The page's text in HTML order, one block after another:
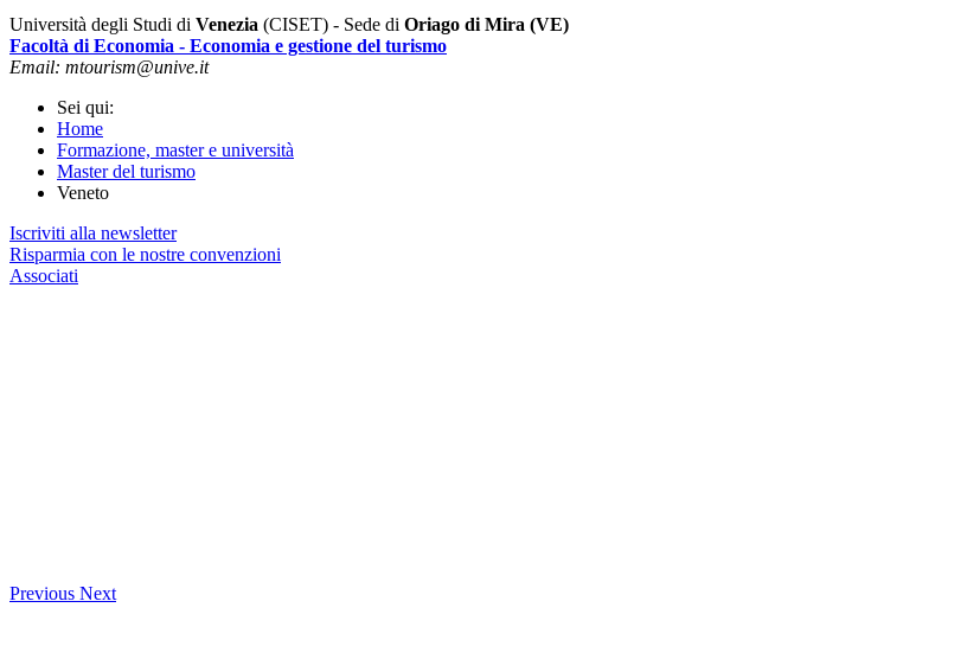
Università degli Studi di Venezia (CISET) - Sede di Oriago di Mira (VE)
Facoltà di Economia - Economia e gestione del turismo
Email: mtourism@unive.it
Sei qui:
Home
Formazione, master e università
Master del turismo
Veneto
Iscriviti alla newsletter
Risparmia con le nostre convenzioni
Associati
Previous Next